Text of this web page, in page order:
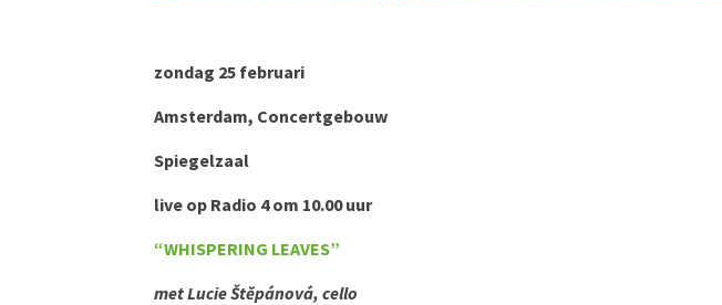
zondag 25 februari
Amsterdam, Concertgebouw
Spiegelzaal
live op Radio 4 om 10.00 uur
“WHISPERING LEAVES”
met Lucie Štĕpánová, cello